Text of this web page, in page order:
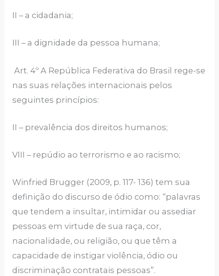
II – a cidadania;
III – a dignidade da pessoa humana;
Art. 4º A República Federativa do Brasil rege-se
nas suas relações internacionais pelos
seguintes princípios:
II – prevalência dos direitos humanos;
VIII – repúdio ao terrorismo e ao racismo;
Winfried Brugger (2009, p. 117- 136) tem sua
definição do discurso de ódio como: “palavras
que tendem a insultar, intimidar ou assediar
pessoas em virtude de sua raça, cor,
nacionalidade, ou religião, ou que têm a
capacidade de instigar violência, ódio ou
discriminação contratais pessoas”.